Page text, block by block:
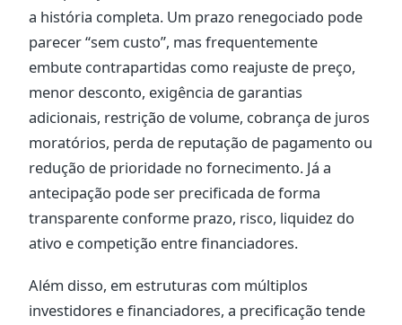
a história completa. Um prazo renegociado pode
parecer “sem custo”, mas frequentemente
embute contrapartidas como reajuste de preço,
menor desconto, exigência de garantias
adicionais, restrição de volume, cobrança de juros
moratórios, perda de reputação de pagamento ou
redução de prioridade no fornecimento. Já a
antecipação pode ser precificada de forma
transparente conforme prazo, risco, liquidez do
ativo e competição entre financiadores.
Além disso, em estruturas com múltiplos
investidores e financiadores, a precificação tende